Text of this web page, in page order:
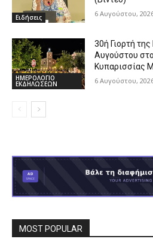
Ειδήσεις 6 Αυγούστου,
ΗΜΕΡΟΛΟΓΙΟ
ΕΚΔΗΛΩΣΕΩΝ
30ή Γιορτή
Αυγούστου
Κυπαρισσίας
6 Αυγούστου,
MOST POPULAR